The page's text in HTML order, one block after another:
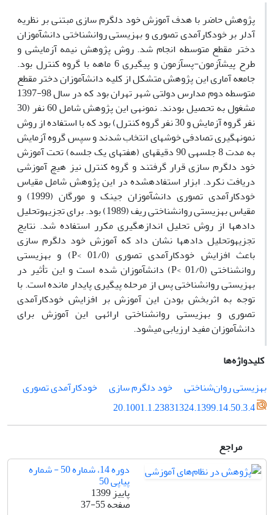
پژوهش حاضر با هدف آموزش خود دلگرم‏ سازی مبتنی بر نظریه
آدلر بر خودکارآمدی تصوری و بهزیستی روان‏شناختی دانش‏آموزان
دختر مقطع متوسطه انجام شد. روش پژوهش نیمه آزمایشی و
طرح پیش‏آزمون-پس‏آزمون و پیگیری 6 ماهه با گروه کنترل بود.
جامعه آماری این پژوهش متشکل از کلیه دانش‏آموزان دختر مقطع
متوسطه‏ دوم مدارس دولتی شهر تهران بود که در سال 98-1397
مشغول به تحصیل بودند. نمونه‏ی این پژوهش شامل 60 نفر (30
نفر گروه آزمایش و 30 نفر گروه کنترل) بود که با استفاده از روش
نمونه‏گیری تصادفی خوشه‏ای انتخاب شدند و سپس گروه آزمایش
به مدت 8 جلسه‏ی 90 دقیقه‏ای (هفته‏ای یک جلسه) تحت آموزش
خود ‏دلگرم ‏سازی قرار گرفتند و گروه کنترل نیز هیچ آموزشی
دریافت نکرد. ابزار استفاده‏شده در این پژوهش شامل مقیاس
خودکارآمدی تصوری دانش‏آموزان جینک و مورگان (1999) و
مقیاس بهزیستی روان‏شناختی ریف (1989) بود. برای تجزیه‏وتحلیل
داده‏ها از روش تحلیل اندازه‏گیری مکرر استفاده شد. نتایج
تجزیه‏وتحلیل داده‏ها نشان داد که آموزش خود دلگرم‏ سازی
باعث افزایش خودکارآمدی تصوری (01/0 >P) و بهزیستی
روان‏شناختی (01/0 >P) دانش‏آموزان شده است و این تأثیر در
بهزیستی روان‏شناختی پس از مرحله پیگیری پایدار مانده است. با
توجه به اثربخش بودن این آموزش‏ بر افزایش خودکارآمدی
تصوری و بهزیستی روان‏شناختی ارائه‏ی این آموزش‏ برای
دانش‏آموزان مفید ارزیابی می‏شود.
کلیدواژه‌ها
بهزیستی روان‌شناختی
خود دلگرم سازی
خودکارآمدی تصوری
20.1001.1.23831324.1399.14.50.3.4
مراجع
دوره 14، شماره 50 - شماره
پیاپی 50
پاییز 1399
صفحه37-55